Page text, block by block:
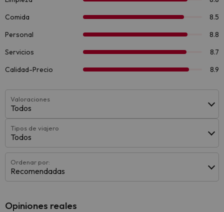
Valoraciones
Todos
Tipos de viajero
Todos
Ordenar por:
Recomendadas
Opiniones reales